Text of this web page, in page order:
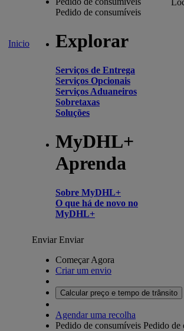
Inicio
Pedido de consumíveis
Explorar
Serviços de Entrega
Serviços Opcionais
Serviços Aduaneiros
Sobretaxas
Soluções
MyDHL+
Aprenda
Sobre MyDHL+
O que há de novo no
MyDHL+
EnviarEnviar
Começar Agora
Criar um envio
Calcular preço e tempo de trânsito
Agendar uma recolha
Pedido de consumíveis Pedido de